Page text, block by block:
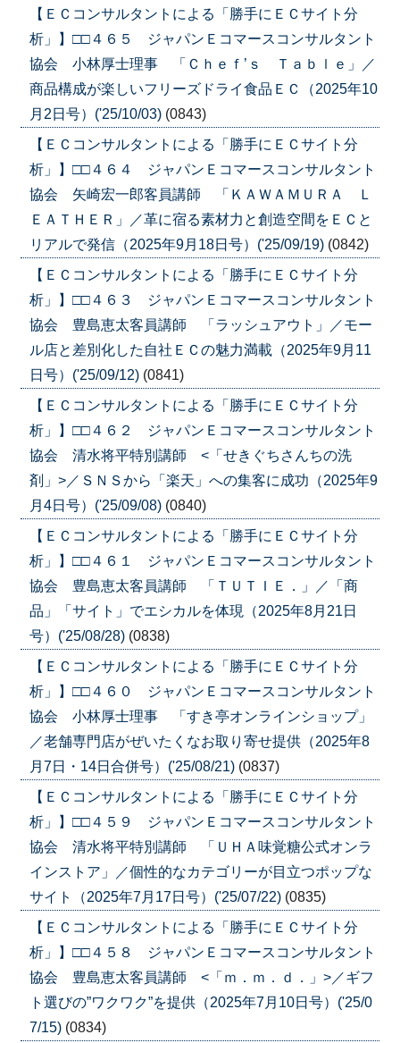
【ＥＣコンサルタントによる「勝手にＥＣサイト分
析」】□□４６５ ジャパンＥコマースコンサルタント
協会 小林厚士理事 「Ｃｈｅｆ’ｓ Ｔａｂｌｅ」／
商品構成が楽しいフリーズドライ食品ＥＣ（2025年10
月2日号）('25/10/03) (0843)
【ＥＣコンサルタントによる「勝手にＥＣサイト分
析」】□□４６４ ジャパンＥコマースコンサルタント
協会 矢崎宏一郎客員講師 「ＫＡＷＡＭＵＲＡ Ｌ
ＥＡＴＨＥＲ」／革に宿る素材力と創造空間をＥＣと
リアルで発信（2025年9月18日号）('25/09/19) (0842)
【ＥＣコンサルタントによる「勝手にＥＣサイト分
析」】□□４６３ ジャパンＥコマースコンサルタント
協会 豊島恵太客員講師 「ラッシュアウト」／モー
ル店と差別化した自社ＥＣの魅力満載（2025年9月11
日号）('25/09/12) (0841)
【ＥＣコンサルタントによる「勝手にＥＣサイト分
析」】□□４６２ ジャパンＥコマースコンサルタント
協会 清水将平特別講師 <「せきぐちさんちの洗
剤」>／ＳＮＳから「楽天」への集客に成功（2025年9
月4日号）('25/09/08) (0840)
【ＥＣコンサルタントによる「勝手にＥＣサイト分
析」】□□４６１ ジャパンＥコマースコンサルタント
協会 豊島恵太客員講師 「ＴＵＴＩＥ．」／「商
品」「サイト」でエシカルを体現（2025年8月21日
号）('25/08/28) (0838)
【ＥＣコンサルタントによる「勝手にＥＣサイト分
析」】□□４６０ ジャパンＥコマースコンサルタント
協会 小林厚士理事 「すき亭オンラインショップ」
／老舗専門店がぜいたくなお取り寄せ提供（2025年8
月7日・14日合併号）('25/08/21) (0837)
【ＥＣコンサルタントによる「勝手にＥＣサイト分
析」】□□４５９ ジャパンＥコマースコンサルタント
協会 清水将平特別講師 「ＵＨＡ味覚糖公式オンラ
インストア」／個性的なカテゴリーが目立つポップな
サイト（2025年7月17日号）('25/07/22) (0835)
【ＥＣコンサルタントによる「勝手にＥＣサイト分
析」】□□４５８ ジャパンＥコマースコンサルタント
協会 豊島恵太客員講師 <「ｍ．ｍ．ｄ．」>／ギフ
ト選びの”ワクワク”を提供（2025年7月10日号）('25/0
7/15) (0834)